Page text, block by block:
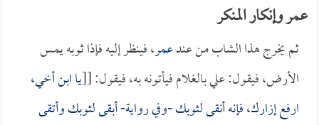
عمر وإنكار المنكر
ثم يخرج هذا الشاب من عندعمر، فينظر إليه فإذا ثوبه يمس
الأرض، فيقول: علي بالغلام فيأتونه به، فيقول: [[يا ابن أخي،
ارفع إزارك، فإنه أنقى لثوبك -وفي رواية- أبقى لثوبك وأتقى